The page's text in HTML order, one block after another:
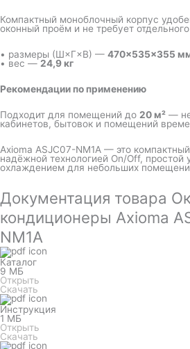
Компактный моноблочный корпус
оконный проём и не требует
• размеры (Ш×Г×В) — 470×535×355
• вес — 24,9 кг
Рекомендации по применению
Подходит для помещений до 20 м² —
кабинетов, бытовок и помещений
Axioma ASJC07-NM1A — это
надёжной технологией On/Off, простой
охлаждением для небольших
Документация товара
кондиционеры Axioma
NM1A
Каталог
9 МБ
Открыть
Скачать
Инструкция
1 МБ
Открыть
Скачать